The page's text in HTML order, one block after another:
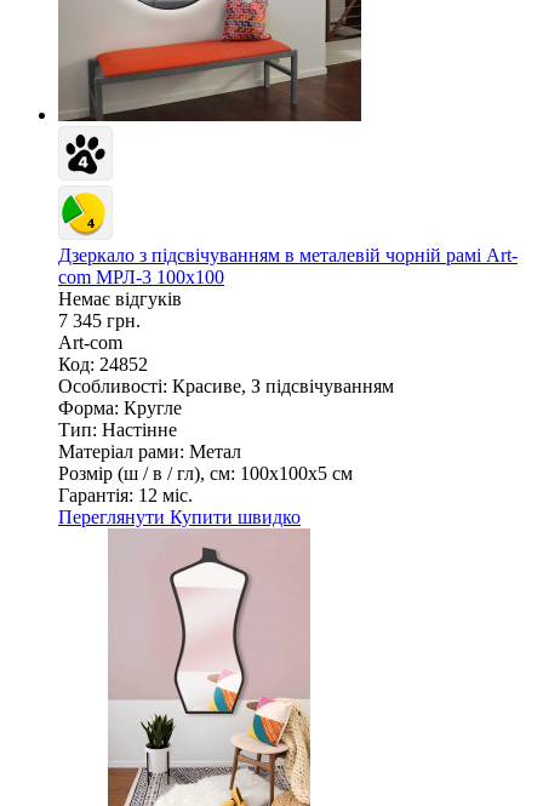
Дзеркало з підсвічуванням в металевій чорній рамі Art-
com МРЛ-3 100х100
Немає відгуків
7 345 грн.
Art-com
Код: 24852
Особливості: Красиве, З підсвічуванням
Форма: Кругле
Тип: Настінне
Матеріал рами: Метал
Розмір (ш / в / гл), см: 100х100х5 см
Гарантія: 12 міс.
Переглянути Купити швидко